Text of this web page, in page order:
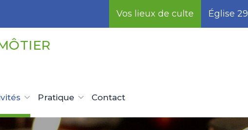
Vos lieux de culte Église 29
Pratique Contact